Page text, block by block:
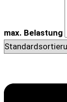
max. Belastung